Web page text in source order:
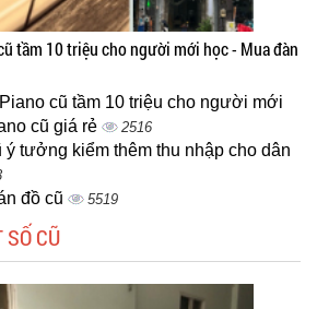
tầm 10 triệu cho người mới học - Mua đàn
cũ tầm 10 triệu cho người mới
cũ giá rẻ
2516
ý tưởng kiểm thêm thu nhập cho dân
đồ cũ 5519
CŨ